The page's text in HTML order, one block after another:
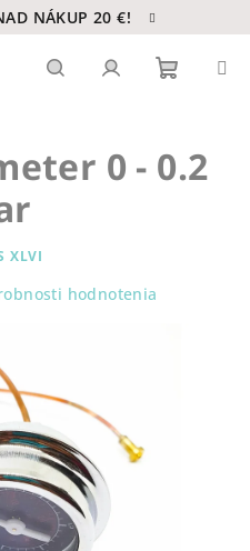
NÁKUP 20 €!
košík
0 - 0.2
XLVI
hodnotenia